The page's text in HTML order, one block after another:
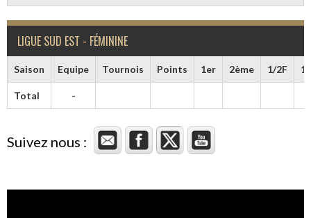
LIGUE SUD EST - FÉMININE
Saison Equipe Tournois Points 1er 2ème 1/2F
Total -
Suivez nous :